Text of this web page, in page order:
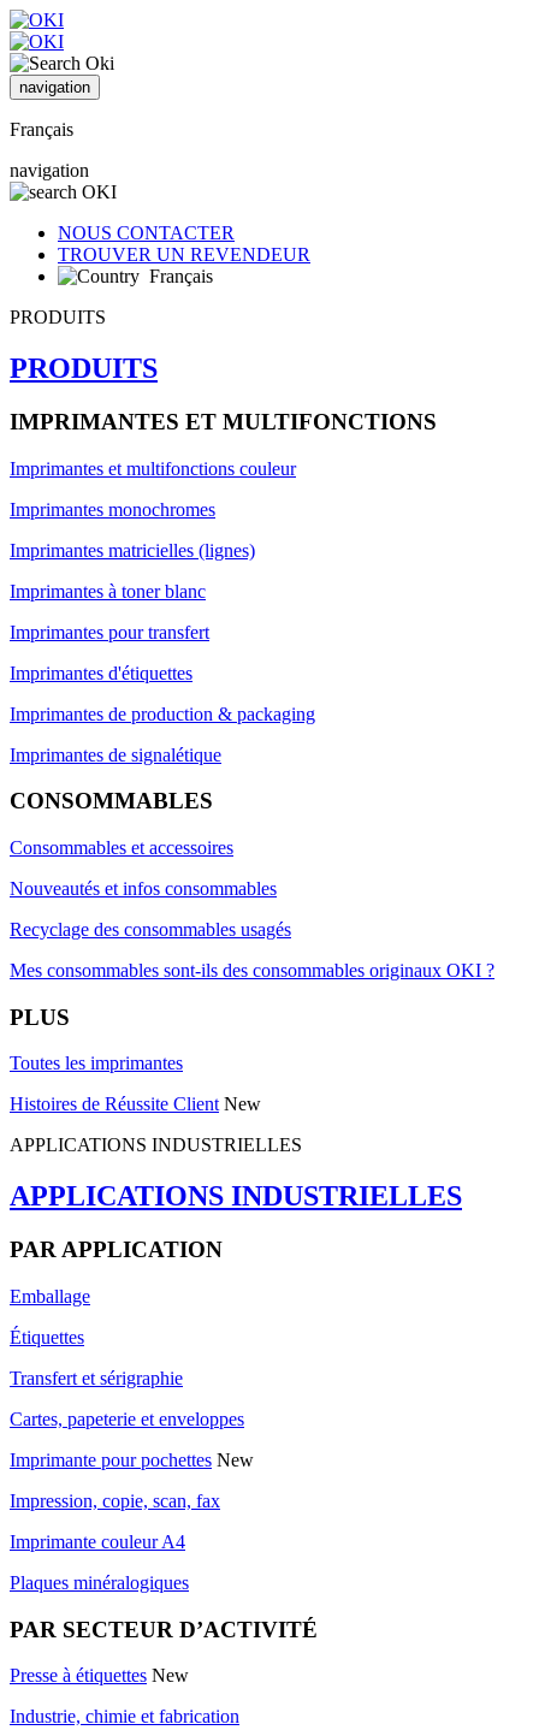
navigation
Français
navigation
NOUS CONTACTER
TROUVER UN REVENDEUR
Français
PRODUITS
PRODUITS
IMPRIMANTES ET MULTIFONCTIONS
Imprimantes et multifonctions couleur
Imprimantes monochromes
Imprimantes matricielles (lignes)
Imprimantes à toner blanc
Imprimantes pour transfert
Imprimantes d'étiquettes
Imprimantes de production & packaging
Imprimantes de signalétique
CONSOMMABLES
Consommables et accessoires
Nouveautés et infos consommables
Recyclage des consommables usagés
Mes consommables sont-ils des consommables originaux OKI ?
PLUS
Toutes les imprimantes
Histoires de Réussite Client New
APPLICATIONS INDUSTRIELLES
APPLICATIONS INDUSTRIELLES
PAR APPLICATION
Emballage
Étiquettes
Transfert et sérigraphie
Cartes, papeterie et enveloppes
Imprimante pour pochettes New
Impression, copie, scan, fax
Imprimante couleur A4
Plaques minéralogiques
PAR SECTEUR D’ACTIVITÉ
Presse à étiquettes New
Industrie, chimie et fabrication